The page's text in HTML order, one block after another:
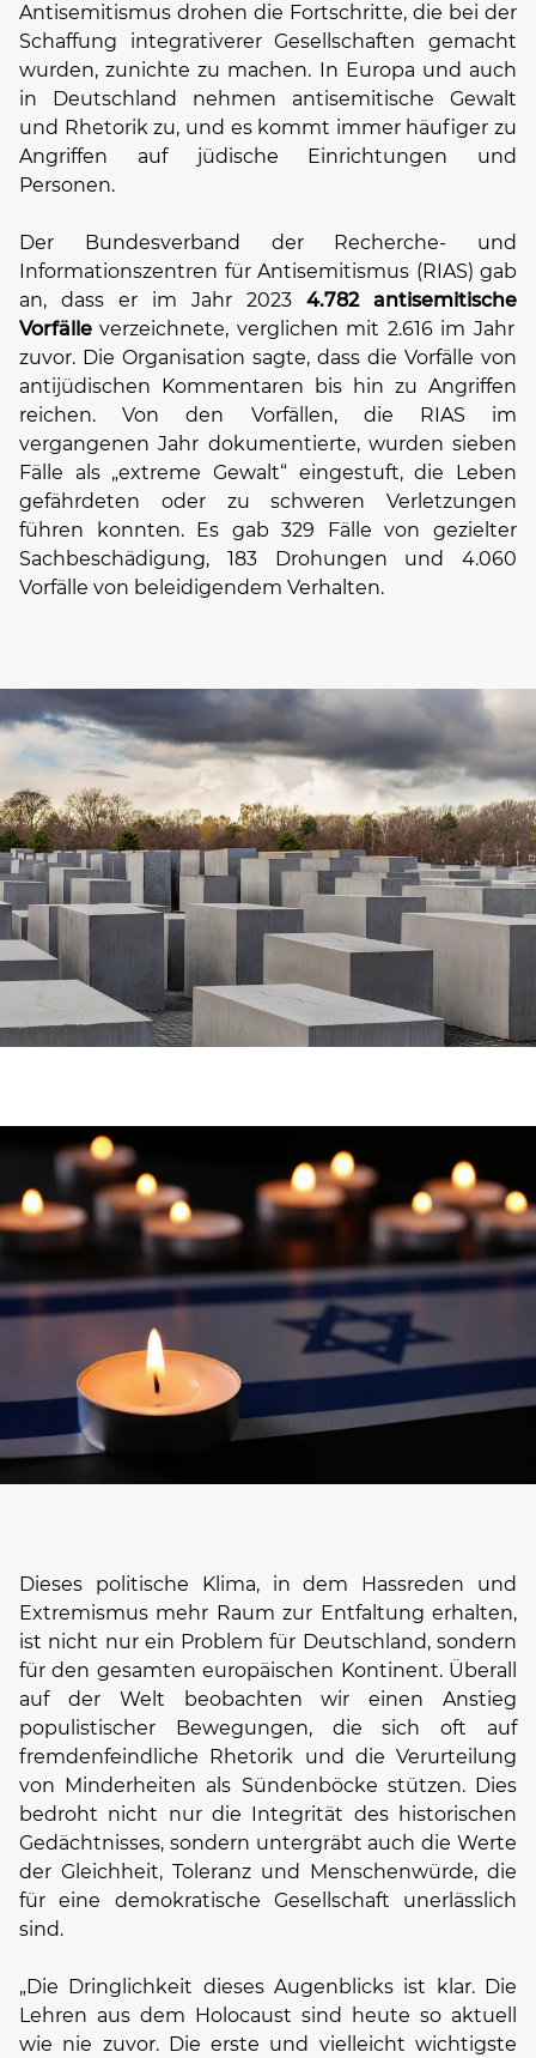
Antisemitismus drohen die Fortschritte, die bei der
Schaffung integrativerer Gesellschaften gemacht
wurden, zunichte zu machen. In Europa und auch
in Deutschland nehmen antisemitische Gewalt
und Rhetorik zu, und es kommt immer häufiger zu
Angriffen auf jüdische Einrichtungen und
Personen.
Der Bundesverband der Recherche- und
Informationszentren für Antisemitismus (RIAS) gab
an, dass er im Jahr 2023 4.782 antisemitische
Vorfälle verzeichnete, verglichen mit 2.616 im Jahr
zuvor. Die Organisation sagte, dass die Vorfälle von
antijüdischen Kommentaren bis hin zu Angriffen
reichen. Von den Vorfällen, die RIAS im
vergangenen Jahr dokumentierte, wurden sieben
Fälle als „extreme Gewalt“ eingestuft, die Leben
gefährdeten oder zu schweren Verletzungen
führen konnten. Es gab 329 Fälle von gezielter
Sachbeschädigung, 183 Drohungen und 4.060
Vorfälle von beleidigendem Verhalten.
Dieses politische Klima, in dem Hassreden und
Extremismus mehr Raum zur Entfaltung erhalten,
ist nicht nur ein Problem für Deutschland, sondern
für den gesamten europäischen Kontinent. Überall
auf der Welt beobachten wir einen Anstieg
populistischer Bewegungen, die sich oft auf
fremdenfeindliche Rhetorik und die Verurteilung
von Minderheiten als Sündenböcke stützen. Dies
bedroht nicht nur die Integrität des historischen
Gedächtnisses, sondern untergräbt auch die Werte
der Gleichheit, Toleranz und Menschenwürde, die
für eine demokratische Gesellschaft unerlässlich
sind.
„Die Dringlichkeit dieses Augenblicks ist klar. Die
Lehren aus dem Holocaust sind heute so aktuell
wie nie zuvor. Die erste und vielleicht wichtigste